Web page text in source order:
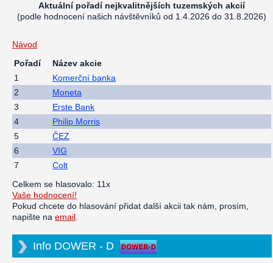
Aktuální pořadí nejkvalitnějších tuzemských akcií
(podle hodnocení našich návštěvníků od 1.4.2026 do 31.8.2026)
Návod
Pořadí
Název akcie
1
Komerční banka
2
Moneta
3
Erste Bank
4
Philip Morris
5
ČEZ
6
VIG
7
Colt
Celkem se hlasovalo: 11x
Vaše hodnocení!
Pokud chcete do hlasování přidat další akcii tak nám, prosím,
napište na email
Info DOWER - D